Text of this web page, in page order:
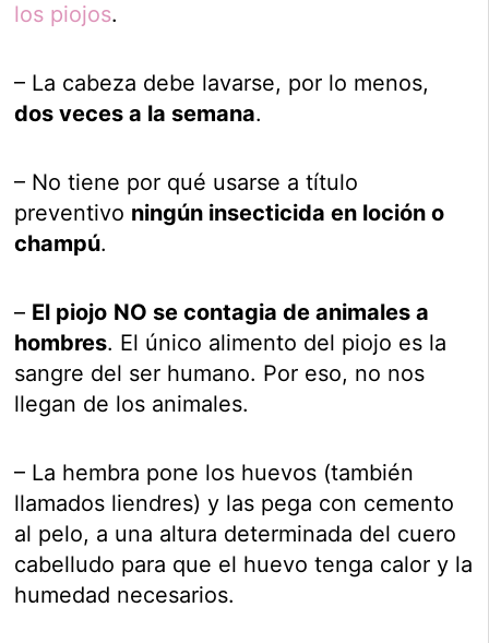
los piojos.
– La cabeza debe lavarse, por lo menos,
dos veces a la semana.
– No tiene por qué usarse a título
preventivo ningún insecticida en loción o
champú.
– El piojo NO se contagia de animales a
hombres. El único alimento del piojo es la
sangre del ser humano. Por eso, no nos
llegan de los animales.
– La hembra pone los huevos (también
llamados liendres) y las pega con cemento
al pelo, a una altura determinada del cuero
cabelludo para que el huevo tenga calor y la
humedad necesarios.